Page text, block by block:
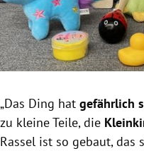
Untermenü
Untermenü
„Das Ding hat gefährlich
zu kleine Teile, die
Rassel ist so gebaut, das